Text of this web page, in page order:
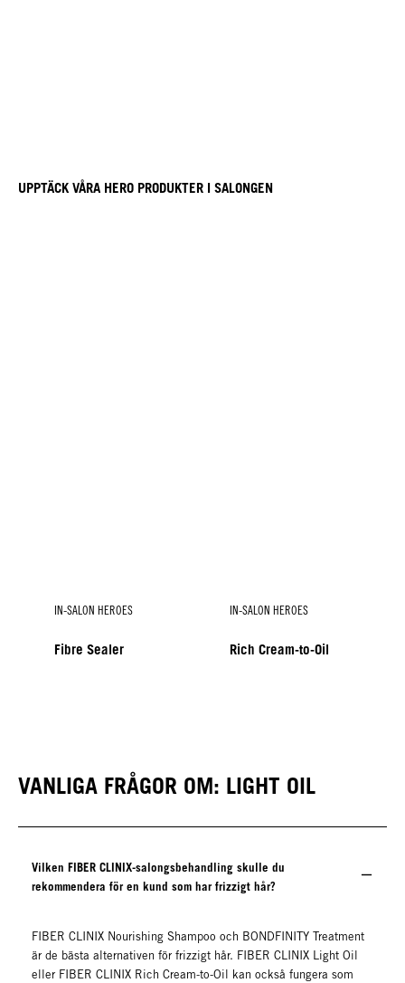
UPPTÄCK VÅRA HERO PRODUKTER I SALONGEN
IN-SALON HEROES
Fibre Sealer
IN-SALON HEROES
Rich Cream-to-Oil
VANLIGA FRÅGOR OM: LIGHT OIL
Vilken FIBER CLINIX-salongsbehandling skulle du
rekommendera för en kund som har frizzigt hår?
FIBER CLINIX Nourishing Shampoo och BONDFINITY Treatment
är de bästa alternativen för frizzigt hår. FIBER CLINIX Light Oil
eller FIBER CLINIX Rich Cream-to-Oil kan också fungera som